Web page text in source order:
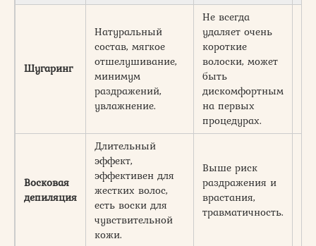
Шугаринг
Натуральный
состав, мягкое
отшелушивание,
минимум
раздражений,
увлажнение.
Не всегда
удаляет очень
короткие
волоски, может
быть
дискомфортным
на первых
процедурах.
Восковая
депиляция
Длительный
эффект,
эффективен для
жестких волос,
есть воски для
чувствительной
кожи.
Выше риск
раздражения и
врастания,
травматичность.